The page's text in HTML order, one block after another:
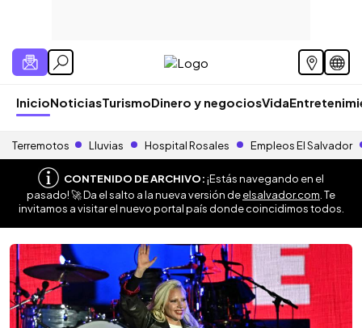
InicioNoticiasTurismoDinero y negociosVida
Terremotos Lluvias Hospital Rosales Empleos El Salvador
CONTENIDO DE ARCHIVO:¡Estás navegando en el
pasado! 🚀 Da el salto a la nueva versión deelsalvador.com . Te
invitamos a visitar el nuevo portal país donde coincidimos todos.